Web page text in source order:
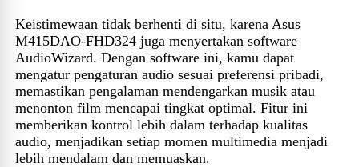
Keistimewaan tidak berhenti di situ, karena Asus
M415DAO-FHD324 juga menyertakan software
AudioWizard. Dengan software ini, kamu dapat
mengatur pengaturan audio sesuai preferensi pribadi,
memastikan pengalaman mendengarkan musik atau
menonton film mencapai tingkat optimal. Fitur ini
memberikan kontrol lebih dalam terhadap kualitas
audio, menjadikan setiap momen multimedia menjadi
lebih mendalam dan memuaskan.